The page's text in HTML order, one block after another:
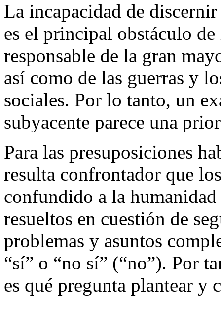
La incapacidad de
es el principal obstáculo
responsable de la gran
así como de las guerras y
sociales. Por lo tanto, un
subyacente parece una
Para las presuposiciones
resulta confrontador que
confundido a la
resueltos en cuestión de
problemas y asuntos
“sí” o “no sí” (“no”). Por
es qué pregunta plantear y